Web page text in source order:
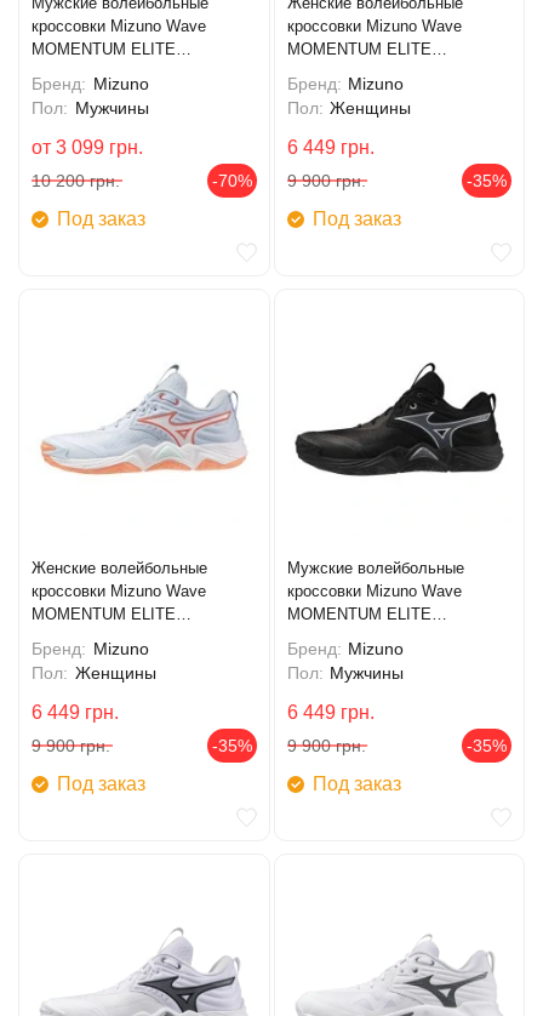
кроссовки Mizuno Wave
MOMENTUM ELITE
Бренд: Mizuno
Пол: Мужчины
от 3 099 грн.
10 200 грн. -70%
Под заказ
кроссовки Mizuno Wave
MOMENTUM ELITE
Бренд: Mizuno
Пол: Женщины
6 449 грн.
9 900 грн. -35%
Под заказ
Женские волейбольные
кроссовки Mizuno Wave
MOMENTUM ELITE
Бренд: Mizuno
Пол: Женщины
6 449 грн.
9 900 грн. -35%
Под заказ
Мужские волейбольные
кроссовки Mizuno Wave
MOMENTUM ELITE
Бренд: Mizuno
Пол: Мужчины
6 449 грн.
9 900 грн. -35%
Под заказ